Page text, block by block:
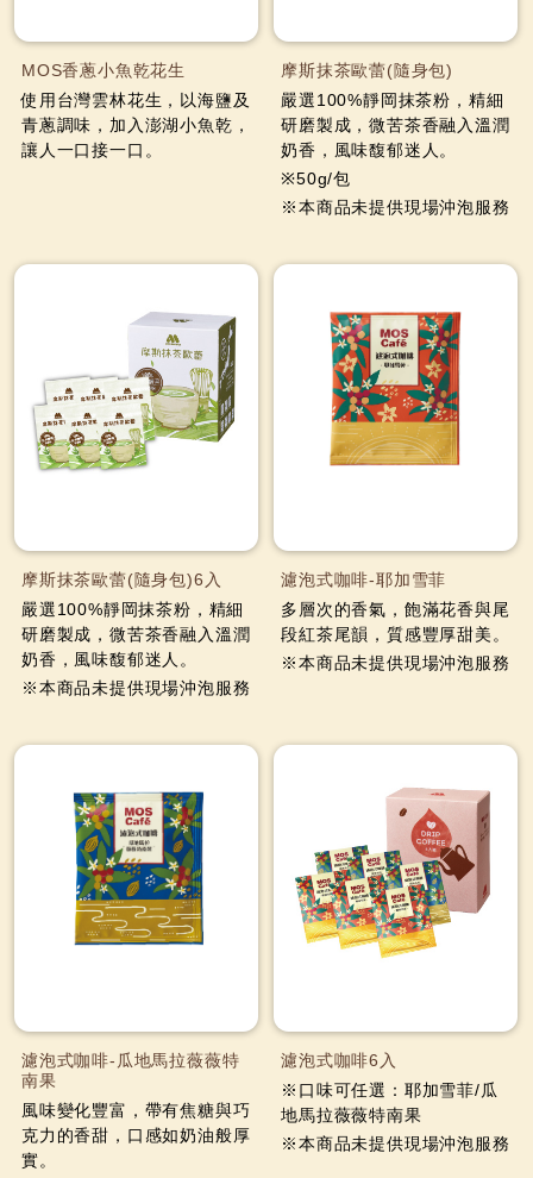
MOS香蔥小魚乾花生
使用台灣雲林花生，以海鹽及
青蔥調味，加入澎湖小魚乾，
讓人一口接一口。
摩斯抹茶歐蕾(隨身包)
嚴選100%靜岡抹茶粉，精細
研磨製成，微苦茶香融入溫潤
奶香，風味馥郁迷人。
※50g/包
※本商品未提供現場沖泡服務
摩斯抹茶歐蕾(隨身包)6入
嚴選100%靜岡抹茶粉，精細
研磨製成，微苦茶香融入溫潤
奶香，風味馥郁迷人。
※本商品未提供現場沖泡服務
濾泡式咖啡-耶加雪菲
多層次的香氣，飽滿花香與尾
段紅茶尾韻，質感豐厚甜美。
※本商品未提供現場沖泡服務
濾泡式咖啡-瓜地馬拉薇薇特
南果
風味變化豐富，帶有焦糖與巧
克力的香甜，口感如奶油般厚
實。
濾泡式咖啡6入
※口味可任選：耶加雪菲/瓜
地馬拉薇薇特南果
※本商品未提供現場沖泡服務